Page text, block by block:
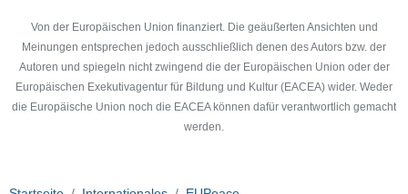
Von der Europäischen Union finanziert. Die geäußerten Ansichten und
Meinungen entsprechen jedoch ausschließlich denen des Autors bzw. der
Autoren und spiegeln nicht zwingend die der Europäischen Union oder der
Europäischen Exekutivagentur für Bildung und Kultur (EACEA) wider. Weder
die Europäische Union noch die EACEA können dafür verantwortlich gemacht
werden.